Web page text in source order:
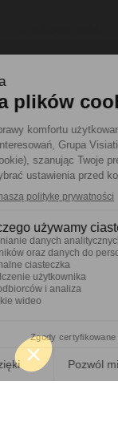
Aktualności
Moja strefa
Mój profil
Moje